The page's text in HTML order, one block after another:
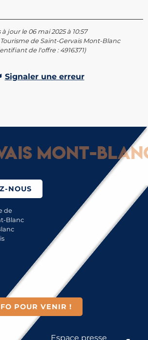
à jour le 06 mai 2025 à 10:57
de Saint-Gervais Mont-Blanc
de l'offre : 4916371)
Signaler une erreur
Mont-Blanc
NOUS
de
Blanc
POUR VENIR !
Espace presse